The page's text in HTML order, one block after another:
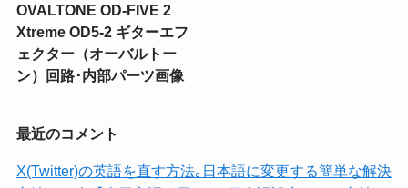
OVALTONE OD-FIVE 2
Xtreme OD5-2 ギターエフ
ェクター（オーバルトー
ン）回路･内部パーツ画像
最近のコメント
X(Twitter)の英語を直す方法｡日本語に変更する簡単な解決